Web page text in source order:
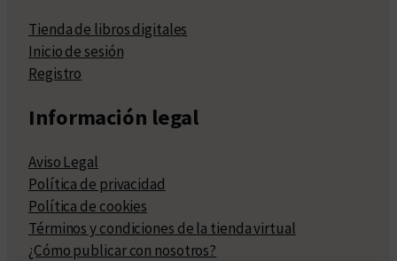
Tienda de libros digitales
Inicio de sesión
Registro
Información legal
Aviso Legal
Política de privacidad
Política de cookies
Términos y condiciones de la tienda virtual
¿Cómo publicar con nosotros?